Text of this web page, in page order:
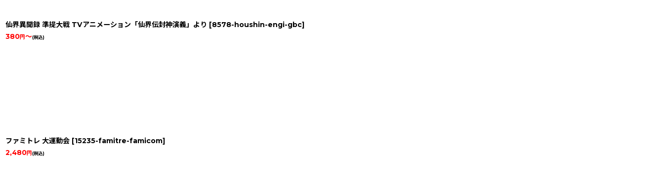
仙界異聞録 準提大戦 TVアニメーション「仙界伝封神演義」より [8578-houshin-engi-gbc]
380円～(税込)
ファミトレ 大運動会 [15235-famitre-famicom]
2,480円(税込)